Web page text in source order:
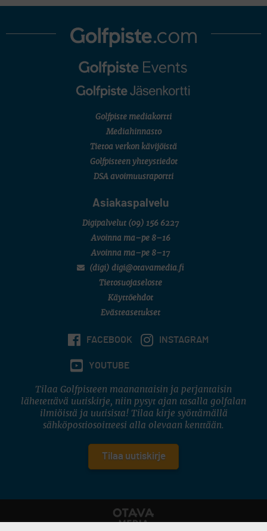
Golfpiste mediakortti
Mediahinnasto
Tietoa verkon kävijöistä
Golfpisteen yhteystiedot
DSA avoimuusraportti
Asiakaspalvelu
Digipalvelut (09) 156 6227
Avoinna ma–pe 8–16
Avoinna ma–pe 8–17
(digi) digi@otavamedia.fi
Tietosuojaseloste
Käyttöehdot
Evästeasetukset
FACEBOOK INSTAGRAM
YOUTUBE
Tilaa Golfpisteen maanantaisin ja perjantaisin
lähetettävä uutiskirje, niin pysyt ajan tasalla golfalan
ilmiöistä ja uutisista! Tilaa kirje syöttämällä
sähköpostiosoitteesi alla olevaan kenttään.
Tilaa uutiskirje